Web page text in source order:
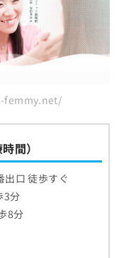
femmy.net/
間）
出口 徒歩すぐ
3分
8分